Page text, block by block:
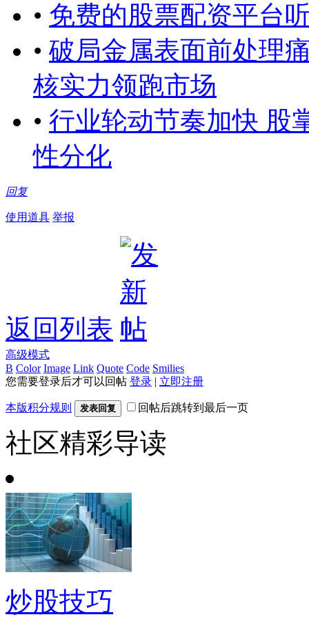
• 免费的股票配资平台
• 破局金属表面前处理
核实力领跑市场
• 行业轮动节奏加快 股
性分化
回复
使用道具 举报
返回列表
高级模式
B Color Image Link Quote Code Smilies
您需要登录后才可以回帖 登录 | 立即注册
本版积分规则 发表回复 回帖后跳转到最后一页
社区精彩导读
炒股技巧